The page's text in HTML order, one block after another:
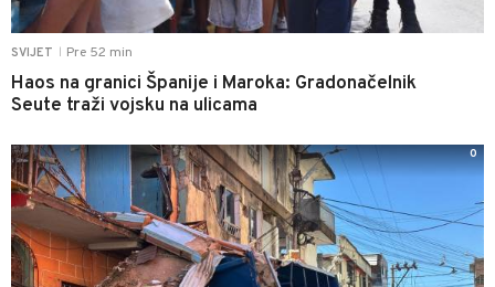
SVIJET Pre 52 min
Haos na granici Španije i Maroka: Gradonačelnik
Seute traži vojsku na ulicama
0